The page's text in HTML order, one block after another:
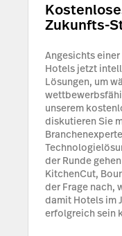
Zukunfts-
Angesichts
Hotels jetzt
Lösungen, um
unserem
diskutieren Sie
der Runde
KitchenCut,
der Frage nach,
damit Hotels im
erfolgreich sein